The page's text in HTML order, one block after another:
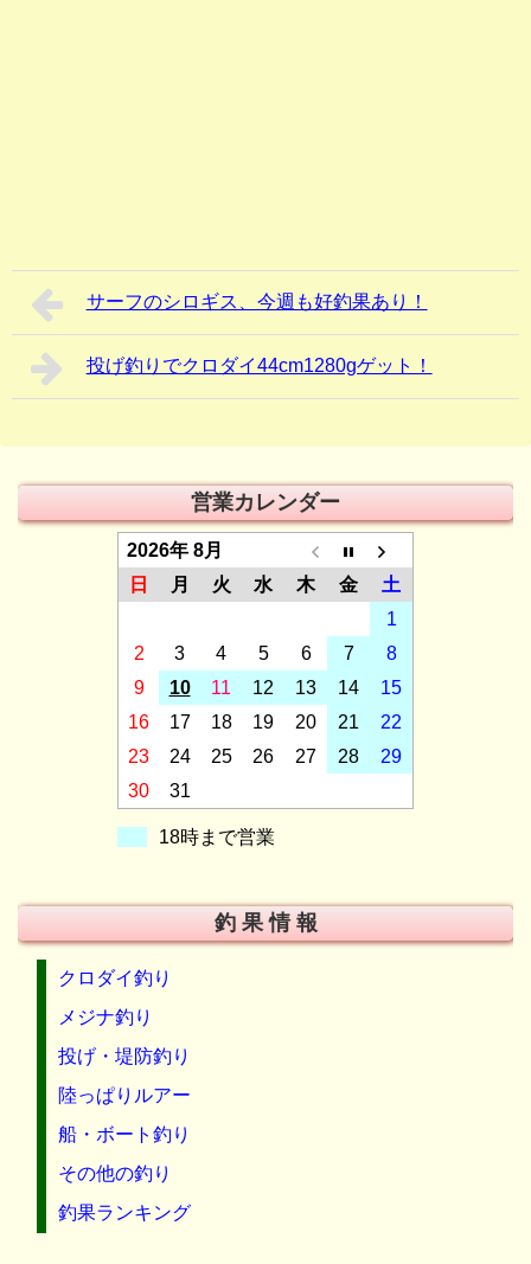
サーフのシロギス、今週も好釣果あり！
投げ釣りでクロダイ44cm1280gゲット！
営業カレンダー
2026年 8月
日
月 火 水 木 金
土
1
2
3 4 5 6 7
8
9
10 11 12 13 14
15
16
17 18 19 20 21
22
23
24 25 26 27 28
29
30
31
18時まで営業
釣 果 情 報
クロダイ釣り
メジナ釣り
投げ・堤防釣り
陸っぱりルアー
船・ボート釣り
その他の釣り
釣果ランキング